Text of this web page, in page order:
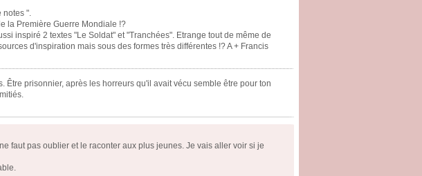
notes ".
la Première Guerre Mondiale !?
inspiré 2 textes "Le Soldat" et "Tranchées". Etrange tout de même de
d'inspiration mais sous des formes très différentes !? A + Francis
Être prisonnier, après les horreurs qu'il avait vécu semble être pour ton
faut pas oublier et le raconter aux plus jeunes. Je vais aller voir si je